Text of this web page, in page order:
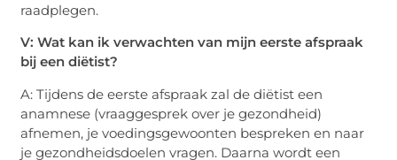
raadplegen.
V: Wat kan ik verwachten van mijn eerste afspraak
bij een diëtist?
A: Tijdens de eerste afspraak zal de diëtist een
anamnese (vraaggesprek over je gezondheid)
afnemen, je voedingsgewoonten bespreken en naar
je gezondheidsdoelen vragen. Daarna wordt een